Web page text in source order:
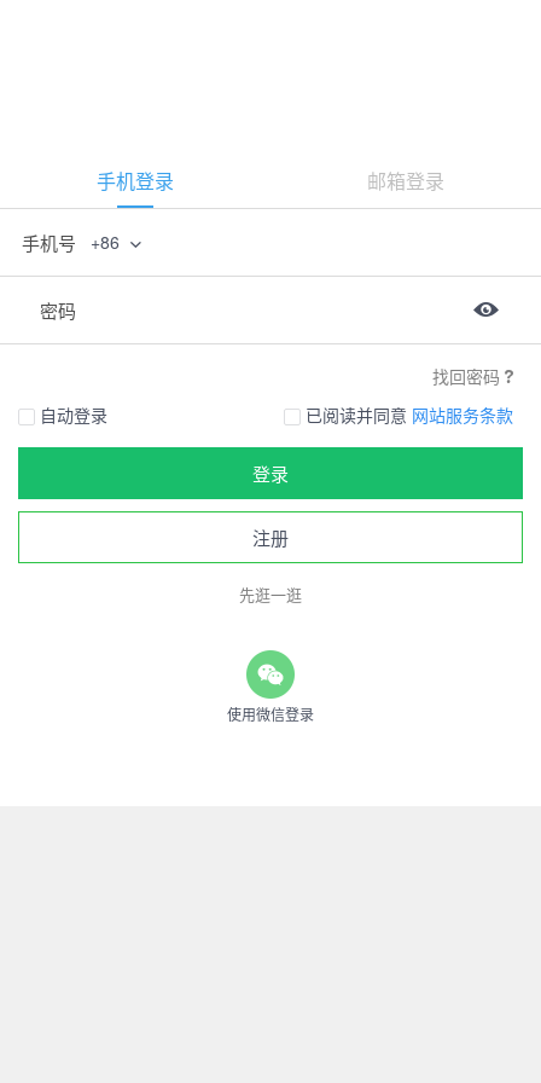
手机登录 邮箱登录
手机号 +86
密码
找回密码
自动登录
已阅读并同意 网站服务条款
登录
注册
先逛一逛
使用微信登录